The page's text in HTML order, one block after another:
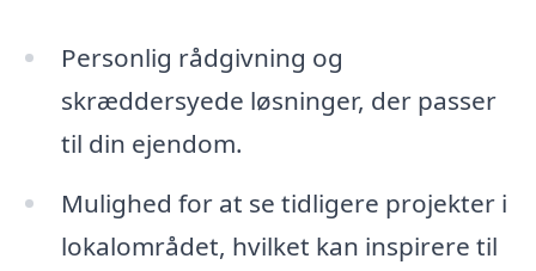
Personlig rådgivning og
skræddersyede løsninger, der passer
til din ejendom.
Mulighed for at se tidligere projekter i
lokalområdet, hvilket kan inspirere til